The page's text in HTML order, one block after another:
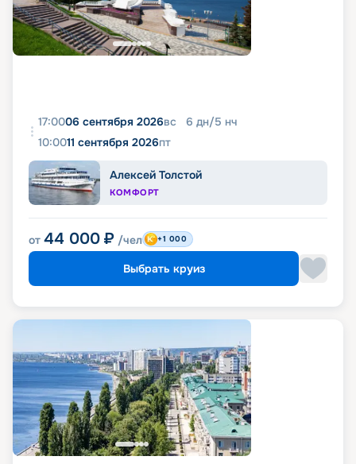
17:0006 сентября 2026вс 6 дн/5 нч
10:0011 сентября 2026пт
Алексей Толстой
КОМФОРТ
от 44 000 ₽ /чел +1 000
Выбрать круиз